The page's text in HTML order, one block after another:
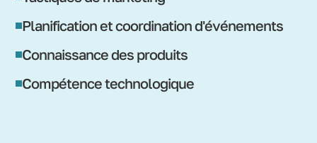
Planification et coordination d'événements
Connaissance des produits
Compétence technologique